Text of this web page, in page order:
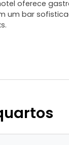
oferece
um bar